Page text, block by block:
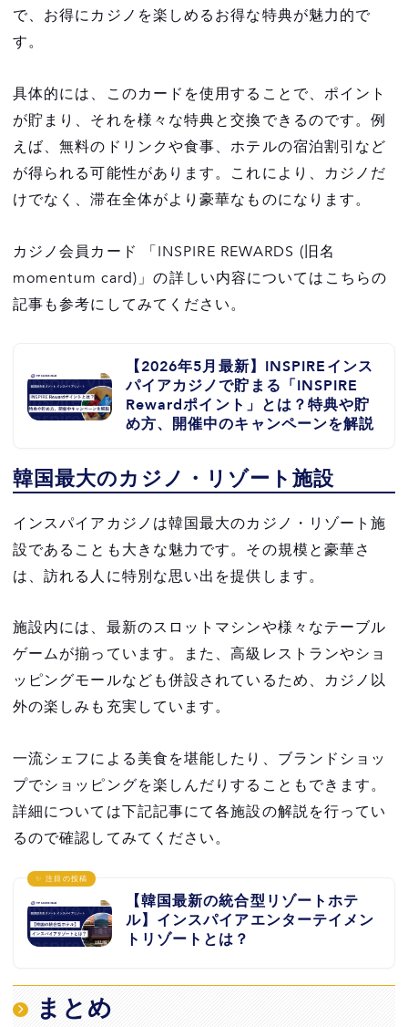
で、お得にカジノを楽しめるお得な特典が魅力的で
す。
具体的には、このカードを使用することで、ポイント
が貯まり、それを様々な特典と交換できるのです。例
えば、無料のドリンクや食事、ホテルの宿泊割引など
が得られる可能性があります。これにより、カジノだ
けでなく、滞在全体がより豪華なものになります。
カジノ会員カード 「INSPIRE REWARDS (旧名
momentum card)」の詳しい内容についてはこちらの
記事も参考にしてみてください。
【2026年5月最新】INSPIREインス
パイアカジノで貯まる「INSPIRE
Rewardポイント」とは？特典や貯
め方、開催中のキャンペーンを解説
韓国最大のカジノ・リゾート施設
インスパイアカジノは韓国最大のカジノ・リゾート施
設であることも大きな魅力です。その規模と豪華さ
は、訪れる人に特別な思い出を提供します。
施設内には、最新のスロットマシンや様々なテーブル
ゲームが揃っています。また、高級レストランやショ
ッピングモールなども併設されているため、カジノ以
外の楽しみも充実しています。
一流シェフによる美食を堪能したり、ブランドショッ
プでショッピングを楽しんだりすることもできます。
詳細については下記記事にて各施設の解説を行ってい
るので確認してみてください。
✨ 注目の投稿
【韓国最新の統合型リゾートホテ
ル】インスパイアエンターテイメン
トリゾートとは？
まとめ